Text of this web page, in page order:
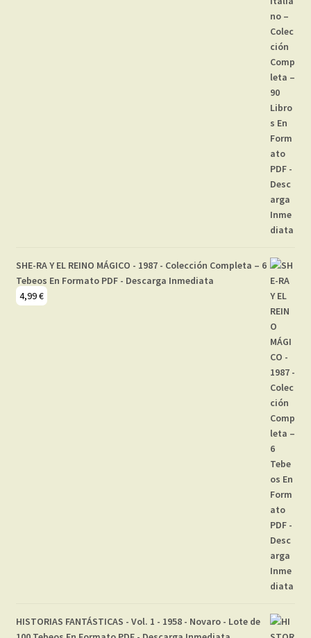
SHE-RA Y EL REINO MÁGICO - 1987 - Colección Completa – 6
Tebeos En Formato PDF - Descarga Inmediata
4,99€
HISTORIAS FANTÁSTICAS - Vol. 1 - 1958 - Novaro - Lote de